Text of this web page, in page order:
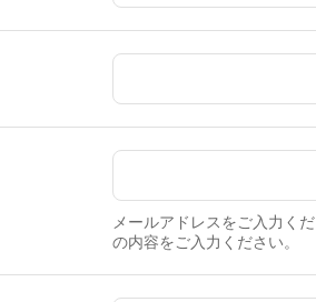
メールアドレスをご入力く
の内容をご入力ください。